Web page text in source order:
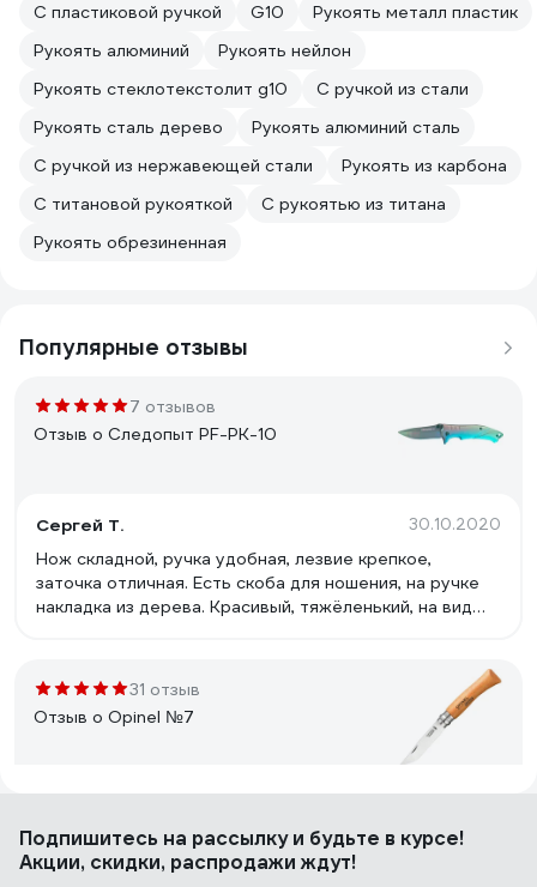
С пластиковой ручкой
G10
Рукоять металл пластик
Рукоять алюминий
Рукоять нейлон
Рукоять стеклотекстолит g10
С ручкой из стали
Рукоять сталь дерево
Рукоять алюминий сталь
С ручкой из нержавеющей стали
Рукоять из карбона
С титановой рукояткой
С рукоятью из титана
Рукоять обрезиненная
Популярные отзывы
7 отзывов
Отзыв о Следопыт PF-PK-10
Сергей Т. 30.10.2020
Нож складной, ручка удобная, лезвие крепкое,
заточка отличная. Есть скоба для ношения, на ручке
накладка из дерева. Красивый, тяжёленький, на вид
31 отзыв
Отзыв о Opinel №7
хороший ножик хорошей фирмы
Подпишитесь на рассылкуи будьте в курсе!
Акции, скидки, распродажи ждут!